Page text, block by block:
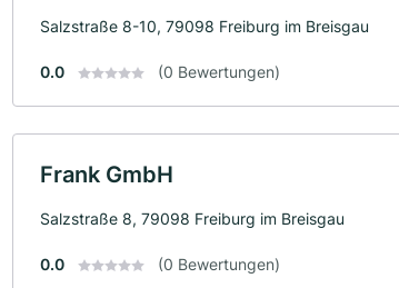
Salzstraße 8-10, 79098 Freiburg im Breisgau
0.0 (0 Bewertungen)
Frank GmbH
Salzstraße 8, 79098 Freiburg im Breisgau
0.0 (0 Bewertungen)